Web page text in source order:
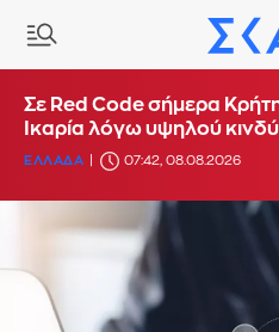
Σε Red Code σήμερα
Ικαρία λόγω υψηλού
ΕΛΛΑΔΑ 07:42, 08.08.2026